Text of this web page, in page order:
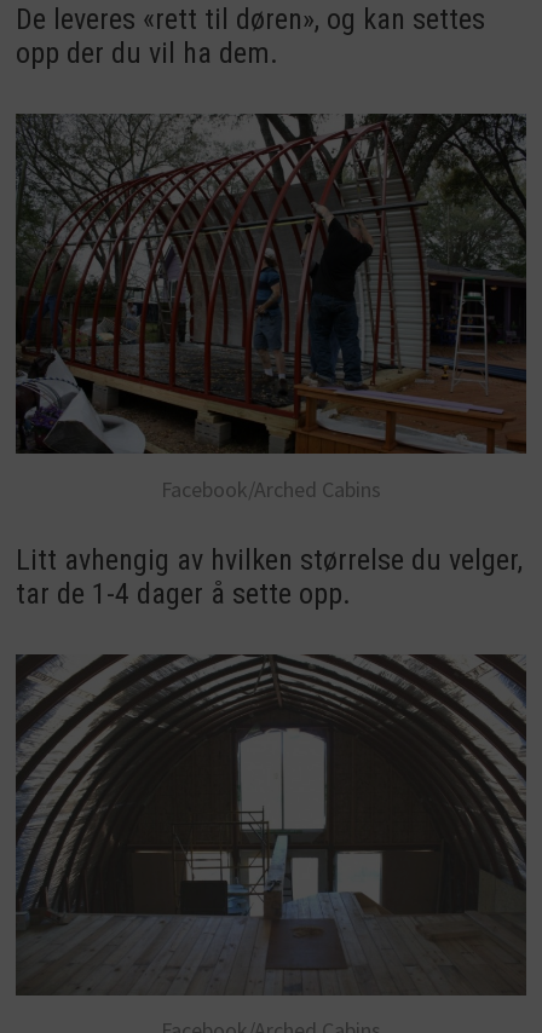
De leveres «rett til døren», og kan settes
opp der du vil ha dem.
Facebook/Arched Cabins
Litt avhengig av hvilken størrelse du velger,
tar de 1-4 dager å sette opp.